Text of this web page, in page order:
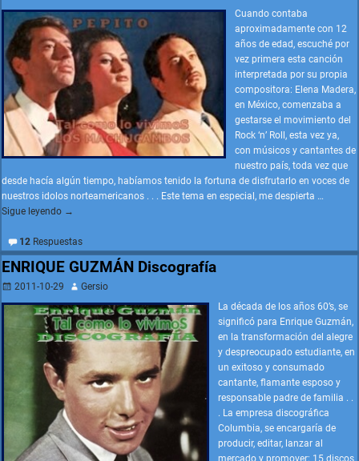
Cuando contaba
aproximadamente con 12
años de edad, escuché por
vez primera esta canción
interpretada por su propia
compositora: Elena Madera,
en México, comenzaba a
gestarse el movimiento del
Rock ‘n’ Roll, esta vez ya,
con músicos y cantantes de
nuestro país, toda vez que
desde hacía algún tiempo, habíamos tenido la fortuna de disfrutarlo en voces de
nuestros idolos norteamericanos . . . Este tema en especial, me despierta …
Sigue leyendo →
12Respuestas
ENRIQUE GUZMÁN Discografía
2011-10-29
Gersio
La década de los años 60’s, se
significó para Enrique Guzmán,
en la transformación del alegre
y despreocupado estudiante, en
un exitoso y consumado
cantante, flamante esposo y
responsable padre de familia . .
. La empresa discográfica
Columbia, se encargaría de
producir, editar, lanzar al
mercado y promover; 15 discos